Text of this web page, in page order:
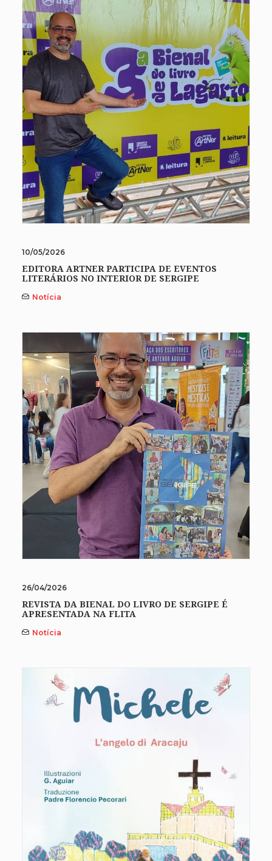
10/05/2026
EDITORA ARTNER PARTICIPA DE EVENTOS
LITERÁRIOS NO INTERIOR DE SERGIPE
Notícia
26/04/2026
REVISTA DA BIENAL DO LIVRO DE SERGIPE É
APRESENTADA NA FLITA
Notícia